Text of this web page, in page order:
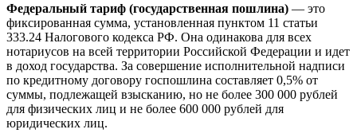
Федеральный тариф (государственная пошлина) — это
фиксированная сумма, установленная пунктом 11 статьи
333.24 Налогового кодекса РФ. Она одинакова для всех
нотариусов на всей территории Российской Федерации и идет
в доход государства. За совершение исполнительной надписи
по кредитному договору госпошлина составляет 0,5% от
суммы, подлежащей взысканию, но не более 300 000 рублей
для физических лиц и не более 600 000 рублей для
юридических лиц.